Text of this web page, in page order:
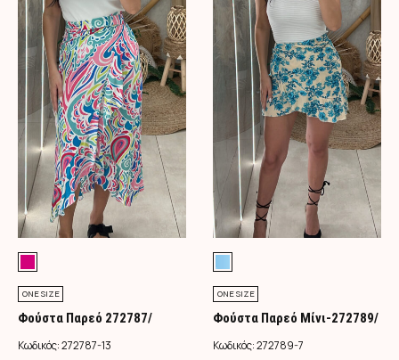
ONE SIZE
Φούστα Παρεό 272787/
Φούξια
Κωδικός:272787-13
ONE SIZE
Φούστα Παρεό Μίνι-272789/
Τιρκουάζ
Κωδικός:272789-7